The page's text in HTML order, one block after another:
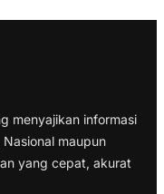
menyajikan informasi
maupun
yang cepat, akurat